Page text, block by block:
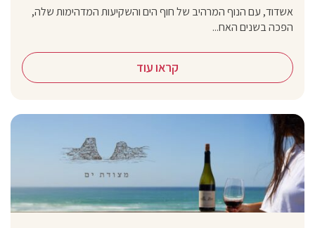
אשדוד, עם הנוף המרהיב של חוף הים והשקיעות המדהימות שלה,
הפכה בשנים האח...
קראו עוד